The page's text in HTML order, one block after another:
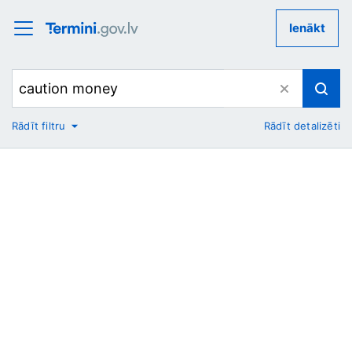
Ienākt
No
Rādīt filtru Rādīt detalizēti